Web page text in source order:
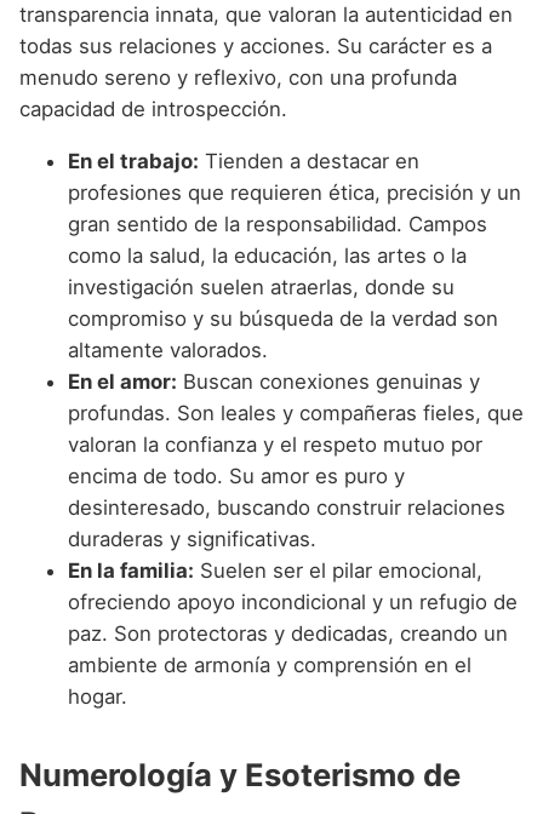
transparencia innata, que valoran la autenticidad en
todas sus relaciones y acciones. Su carácter es a
menudo sereno y reflexivo, con una profunda
capacidad de introspección.
En el trabajo: Tienden a destacar en
profesiones que requieren ética, precisión y un
gran sentido de la responsabilidad. Campos
como la salud, la educación, las artes o la
investigación suelen atraerlas, donde su
compromiso y su búsqueda de la verdad son
altamente valorados.
En el amor: Buscan conexiones genuinas y
profundas. Son leales y compañeras fieles, que
valoran la confianza y el respeto mutuo por
encima de todo. Su amor es puro y
desinteresado, buscando construir relaciones
duraderas y significativas.
En la familia: Suelen ser el pilar emocional,
ofreciendo apoyo incondicional y un refugio de
paz. Son protectoras y dedicadas, creando un
ambiente de armonía y comprensión en el
hogar.
Numerología y Esoterismo de